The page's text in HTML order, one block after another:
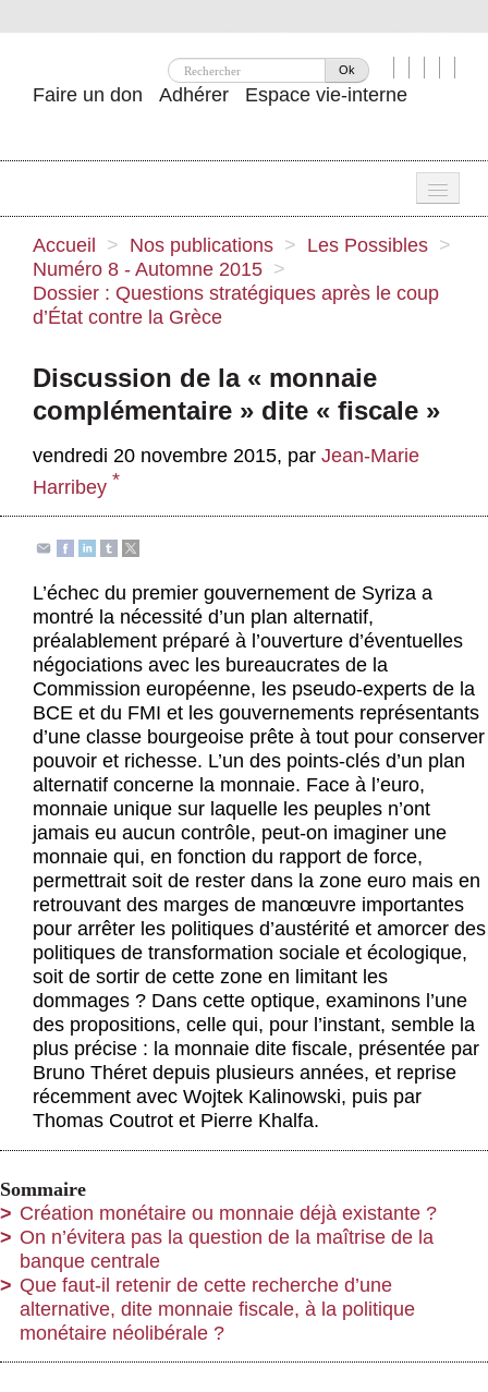
Ok
Faire un don Adhérer Espace vie-interne
Attac ?
Nos idées
Se mobiliser
Publications
Agenda
Actus et médias
Boutique
Accueil > Nos publications > Les Possibles >
Numéro 8 - Automne 2015 >
Dossier : Questions stratégiques après le coup
d’État contre la Grèce
Discussion de la « monnaie
complémentaire » dite « fiscale »
vendredi 20 novembre 2015, par Jean-Marie
Harribey *
L’échec du premier gouvernement de Syriza a
montré la nécessité d’un plan alternatif,
préalablement préparé à l’ouverture d’éventuelles
négociations avec les bureaucrates de la
Commission européenne, les pseudo-experts de la
BCE et du FMI et les gouvernements représentants
d’une classe bourgeoise prête à tout pour conserver
pouvoir et richesse. L’un des points-clés d’un plan
alternatif concerne la monnaie. Face à l’euro,
monnaie unique sur laquelle les peuples n’ont
jamais eu aucun contrôle, peut-on imaginer une
monnaie qui, en fonction du rapport de force,
permettrait soit de rester dans la zone euro mais en
retrouvant des marges de manœuvre importantes
pour arrêter les politiques d’austérité et amorcer des
politiques de transformation sociale et écologique,
soit de sortir de cette zone en limitant les
dommages ? Dans cette optique, examinons l’une
des propositions, celle qui, pour l’instant, semble la
plus précise : la monnaie dite fiscale, présentée par
Bruno Théret depuis plusieurs années, et reprise
récemment avec Wojtek Kalinowski, puis par
Thomas Coutrot et Pierre Khalfa.
Sommaire
Création monétaire ou monnaie déjà existante ?
On n’évitera pas la question de la maîtrise de la
banque centrale
Que faut-il retenir de cette recherche d’une
alternative, dite monnaie fiscale, à la politique
monétaire néolibérale ?